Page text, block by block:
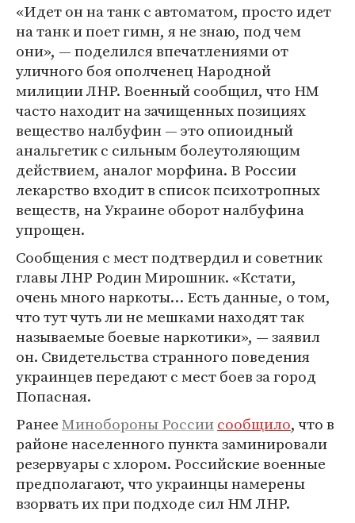
«Идет он на танк с автоматом, просто идет
на танк и поет гимн, я не знаю, под чем
они», — поделился впечатлениями от
уличного боя ополченец Народной
милиции ЛНР. Военный сообщил, что НМ
часто находит на зачищенных позициях
вещество налбуфин — это опиоидный
анальгетик с сильным болеутоляющим
действием, аналог морфина. В России
лекарство входит в список психотропных
веществ, на Украине оборот налбуфина
упрощен.
Сообщения с мест подтвердил и советник
главы ЛНР Родин Мирошник. «Кстати,
очень много наркоты… Есть данные, о том,
что тут чуть ли не мешками находят так
называемые боевые наркотики», — заявил
он. Свидетельства странного поведения
украинцев передают с мест боев за город
Попасная.
РанееМинобороны Россиисообщило, что в
районе населенного пункта заминировали
резервуары с хлором. Российские военные
предполагают, что украинцы намерены
взорвать их при подходе сил НМ ЛНР.